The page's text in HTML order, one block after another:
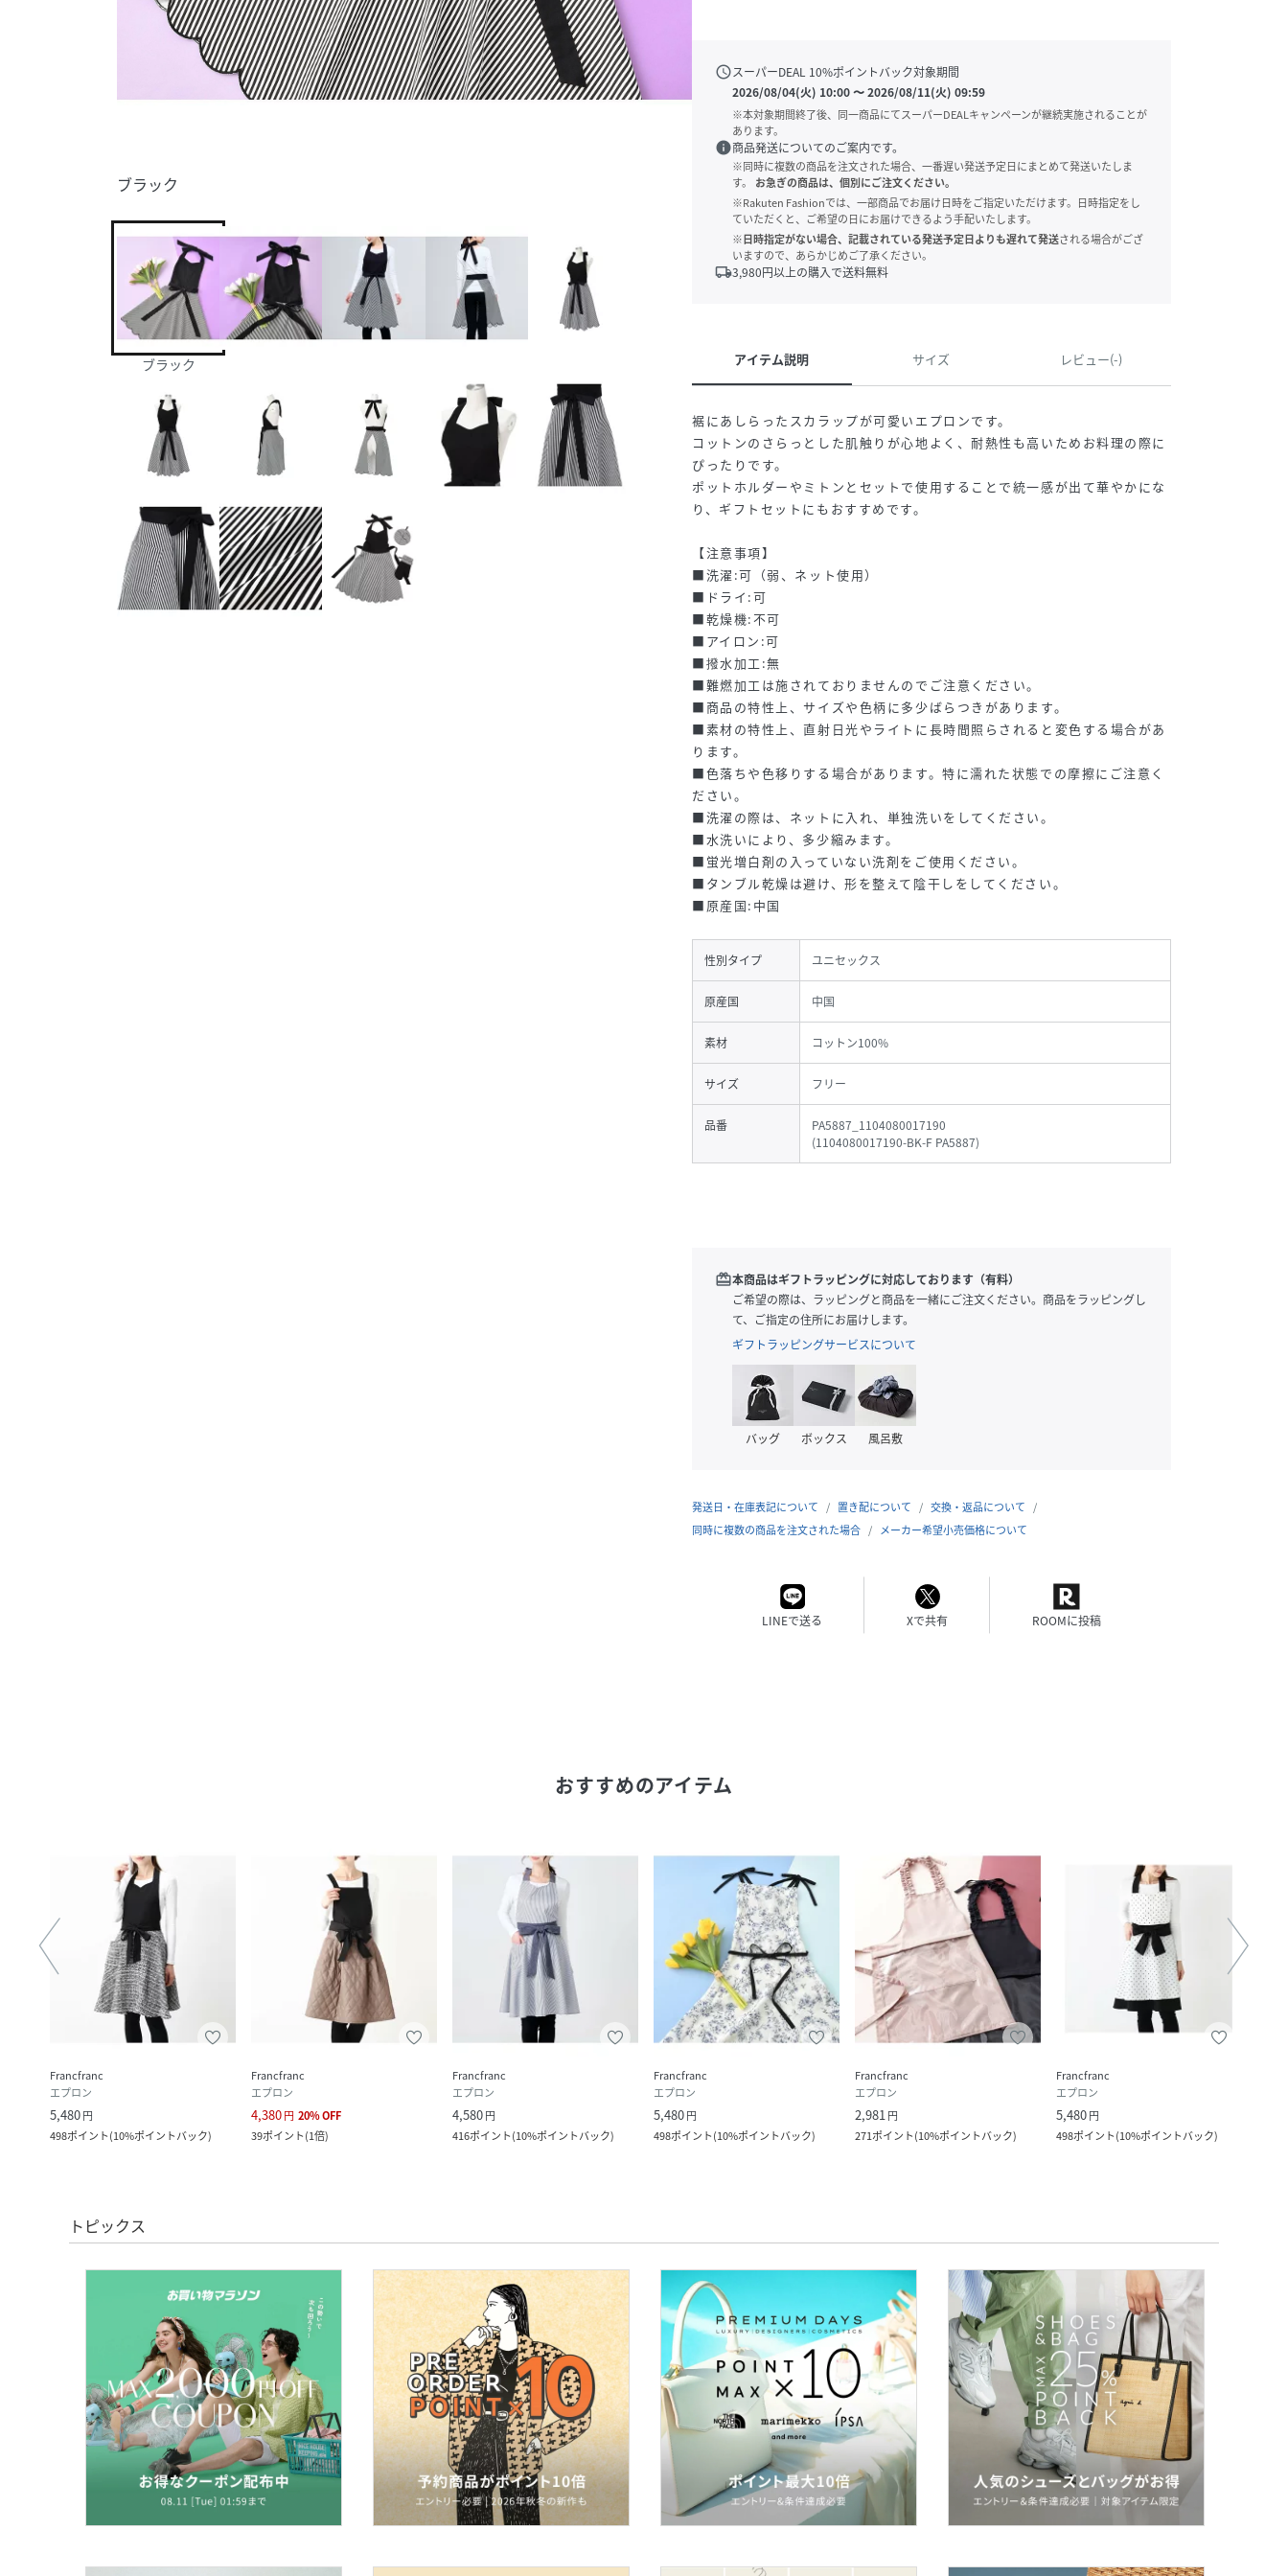
ブラック
ブラック
scheduleスーパーDEAL 10%ポイントバック対象期間
2026/08/04(火) 10:00〜2026/08/11(火) 09:59
※本対象期間終了後、同一商品にてスーパーDEALキャンペーンが継続実施されることが
あります。
info商品発送についてのご案内です。
※同時に複数の商品を注文された場合、一番遅い発送予定日にまとめて発送いたしま
す。
お急ぎの商品は、個別にご注文ください。
※Rakuten Fashionでは、一部商品でお届け日時をご指定いただけます。日時指定をし
ていただくと、ご希望の日にお届けできるよう手配いたします。
※日時指定がない場合、記載されている発送予定日よりも遅れて発送される場合がござ
いますので、あらかじめご了承ください。
local_shipping3,980円以上の購入で送料無料
アイテム説明 サイズ レビュー(-)
裾にあしらったスカラップが可愛いエプロンです。
コットンのさらっとした肌触りが心地よく、耐熱性も高いためお料理の際に
ぴったりです。
ポットホルダーやミトンとセットで使用することで統一感が出て華やかにな
り、ギフトセットにもおすすめです。
【注意事項】
■洗濯:可（弱、ネット使用）
■ドライ:可
■乾燥機:不可
■アイロン:可
■撥水加工:無
■難燃加工は施されておりませんのでご注意ください。
■商品の特性上、サイズや色柄に多少ばらつきがあります。
■素材の特性上、直射日光やライトに長時間照らされると変色する場合があ
ります。
■色落ちや色移りする場合があります。特に濡れた状態での摩擦にご注意く
ださい。
■洗濯の際は、ネットに入れ、単独洗いをしてください。
■水洗いにより、多少縮みます。
■蛍光増白剤の入っていない洗剤をご使用ください。
■タンブル乾燥は避け、形を整えて陰干しをしてください。
■原産国:中国
性別タイプ ユニセックス
原産国 中国
素材 コットン100%
サイズ フリー
品番
PA5887_1104080017190
(1104080017190-BK-F PA5887)
redeem本商品はギフトラッピングに対応しております（有料）
ご希望の際は、ラッピングと商品を一緒にご注文ください。商品をラッピングし
て、ご指定の住所にお届けします。
ギフトラッピングサービスについて
バッグ ボックス 風呂敷
発送日・在庫表記について 置き配について
交換・返品について
同時に複数の商品を注文された場合
メーカー希望小売価格について
LINEで送る Xで共有 ROOMに投稿
おすすめのアイテム
Francfranc
エプロン
5,480円
498ポイント(10%ポイントバック)
Francfranc
エプロン
4,380円 20%OFF
39ポイント(1倍)
Francfranc
エプロン
4,580円
416ポイント(10%ポイントバック)
Francfranc
エプロン
5,480円
498ポイント(10%ポイントバック)
Francfranc
エプロン
2,981円
271ポイント(10%ポイントバック)
Francfranc
エプロン
5,480円
498ポイント(10%ポイントバック)
トピックス